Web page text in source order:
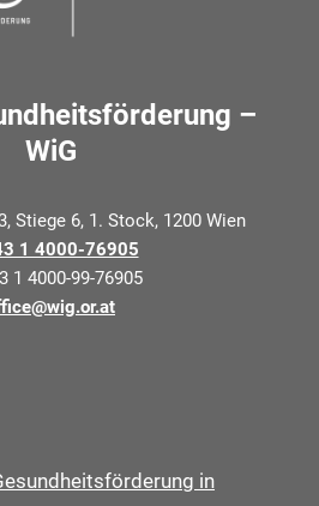
–
WiG
Stiege 6, 1. Stock, 1200 Wien
1 4000-76905
1 4000-99-76905
in